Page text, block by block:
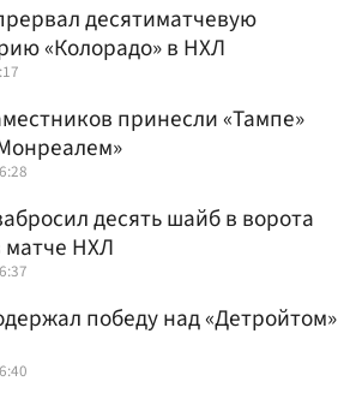
десятиматчевую
«Колорадо» в НХЛ
принесли «Тампе»
десять шайб в ворота
матче НХЛ
победу над «Детройтом»